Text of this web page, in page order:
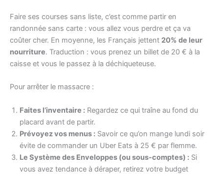
Faire ses courses sans liste, c’est comme partir en
randonnée sans carte : vous allez vous perdre et ça va
coûter cher. En moyenne, les Français jettent 20% de leur
nourriture. Traduction : vous prenez un billet de 20 € à la
caisse et vous le passez à la déchiqueteuse.
Pour arrêter le massacre :
Faites l’inventaire : Regardez ce qui traîne au fond du
placard avant de partir.
Prévoyez vos menus : Savoir ce qu’on mange lundi soir
évite de commander un Uber Eats à 25 € par flemme.
Le Système des Enveloppes (ou sous-comptes) : Si
vous avez tendance à déraper, retirez votre budget